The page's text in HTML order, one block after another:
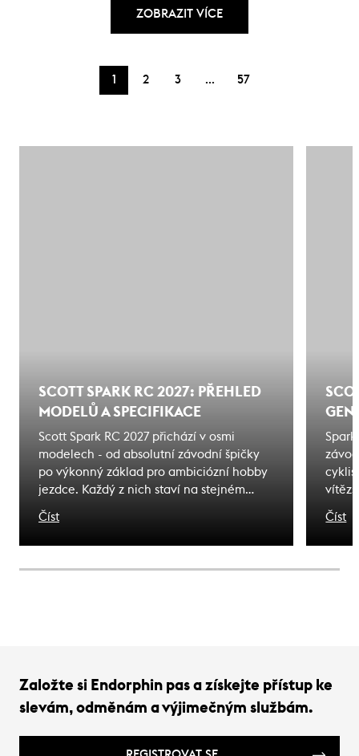
ZOBRAZIT VÍCE
1 2 3 … 57
SCOTT SPARK RC 2027: PŘEHLED
MODELŮ A SPECIFIKACE
Scott Spark RC 2027 přichází v osmi
modelech - od absolutní závodní špičky
po výkonný základ pro ambiciózní hobby
jezdce. Každý z nich staví na stejném
karbonu HMX-SL, stejné filozofii rámu a
stejném závodním charakteru. Liší se
výbavou, která odpovídá různým
Číst
se
není
Číst
Založte si Endorphin pas a získejte přístup ke
slevám, odměnám a výjimečným službám.